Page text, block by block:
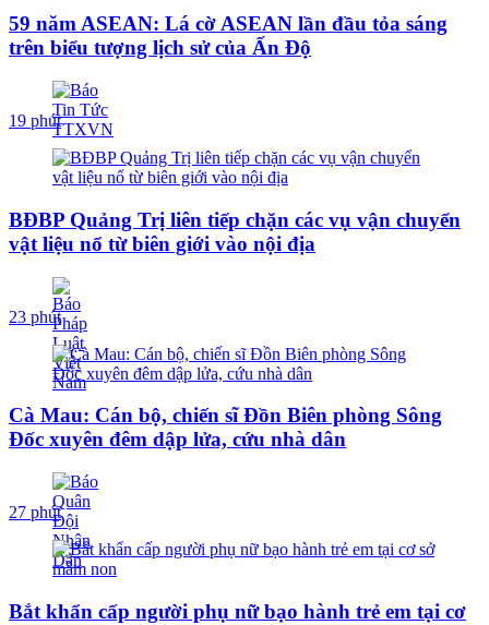
59 năm ASEAN: Lá cờ ASEAN lần đầu tỏa sáng
trên biểu tượng lịch sử của Ấn Độ
19 phút
BĐBP Quảng Trị liên tiếp chặn các vụ vận chuyển
vật liệu nổ từ biên giới vào nội địa
23 phút
Cà Mau: Cán bộ, chiến sĩ Đồn Biên phòng Sông
Đốc xuyên đêm dập lửa, cứu nhà dân
27 phút
Bắt khẩn cấp người phụ nữ bạo hành trẻ em tại cơ